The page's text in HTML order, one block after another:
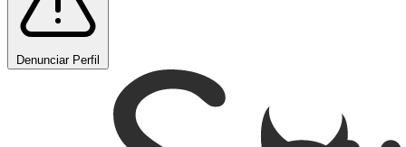
Denunciar Perfil